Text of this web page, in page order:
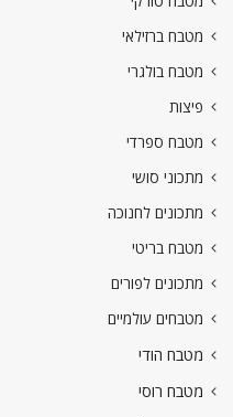
מטבח ברזילאי
מטבח בולגרי
פיצות
מטבח ספרדי
מתכוני סושי
מתכונים לחנוכה
מטבח בריטי
מתכונים לפורים
מטבחים עולמיים
מטבח הודי
מטבח רוסי